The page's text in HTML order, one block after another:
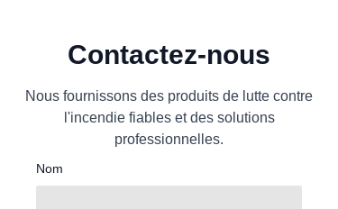
Contactez-nous
Nous fournissons des produits de lutte contre
l'incendie fiables et des solutions
professionnelles.
Nom